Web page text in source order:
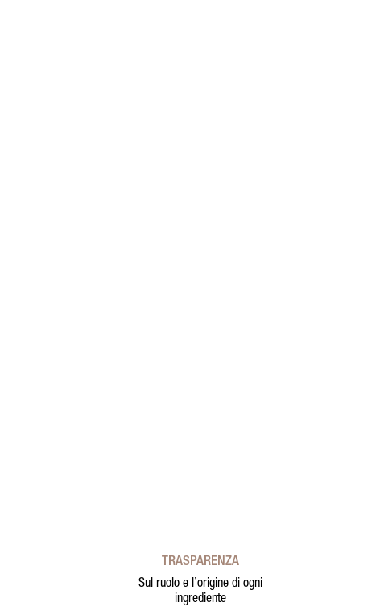
TRASPARENZA
Sul ruolo e l’origine di ogni
ingrediente